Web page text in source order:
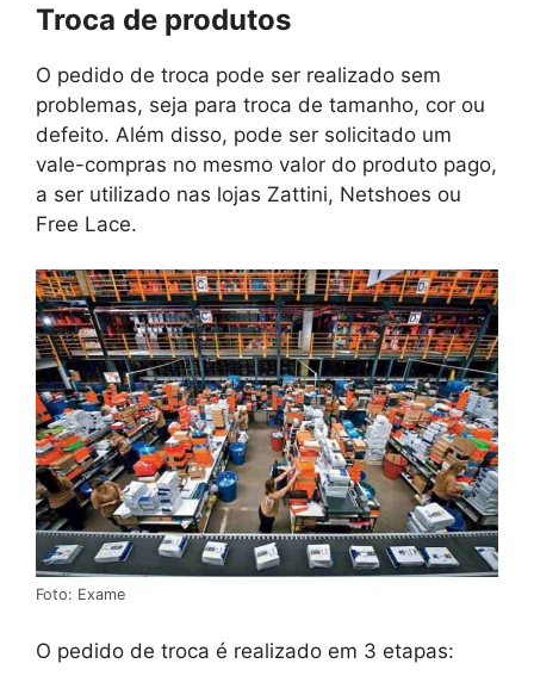
Troca de produtos
O pedido de troca pode ser realizado sem
problemas, seja para troca de tamanho, cor ou
defeito. Além disso, pode ser solicitado um
vale-compras no mesmo valor do produto pago,
a ser utilizado nas lojas Zattini, Netshoes ou
Free Lace.
Foto: Exame
O pedido de troca é realizado em 3 etapas: